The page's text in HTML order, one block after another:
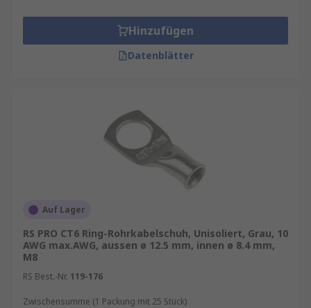
Hinzufügen
Datenblätter
Auf Lager
RS PRO CT6 Ring-Rohrkabelschuh, Unisoliert, Grau, 10
AWG max.AWG, aussen ø 12.5 mm, innen ø 8.4 mm,
M8
RS Best.-Nr. 119-176
Zwischensumme (1 Packung mit 25 Stück)